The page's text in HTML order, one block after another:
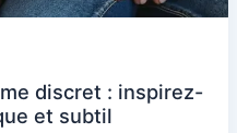
discret : inspirez-
et subtil